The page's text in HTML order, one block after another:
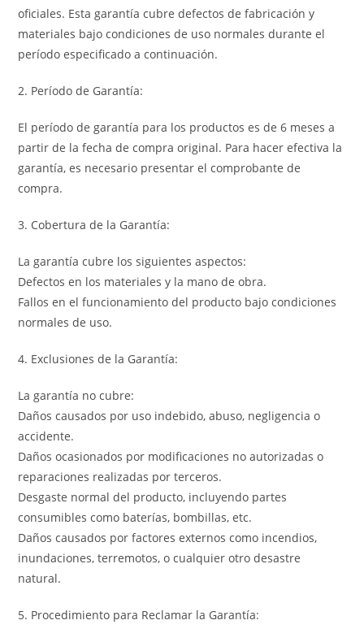
oficiales. Esta garantía cubre defectos de fabricación y
materiales bajo condiciones de uso normales durante el
período especificado a continuación.
2. Período de Garantía:
El período de garantía para los productos es de 6 meses a
partir de la fecha de compra original. Para hacer efectiva la
garantía, es necesario presentar el comprobante de
compra.
3. Cobertura de la Garantía:
La garantía cubre los siguientes aspectos:
Defectos en los materiales y la mano de obra.
Fallos en el funcionamiento del producto bajo condiciones
normales de uso.
4. Exclusiones de la Garantía:
La garantía no cubre:
Daños causados por uso indebido, abuso, negligencia o
accidente.
Daños ocasionados por modificaciones no autorizadas o
reparaciones realizadas por terceros.
Desgaste normal del producto, incluyendo partes
consumibles como baterías, bombillas, etc.
Daños causados por factores externos como incendios,
inundaciones, terremotos, o cualquier otro desastre
natural.
5. Procedimiento para Reclamar la Garantía: